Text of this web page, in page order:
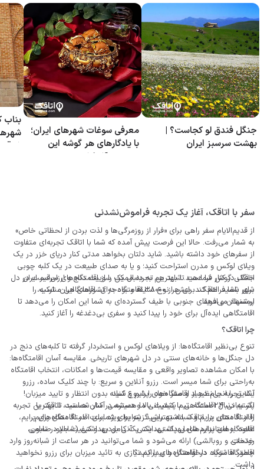
جنگل فندق لو کجاست؟ |
بهشت سرسبز ایران
معرفی سوغات شهرهای ایران؛
با یادگارهای هر گوشه این
سرزمین آشنا شوید
بناب
شرقی
سفر با اتاقک، آغاز یک تجربه فراموش‌نشدنی
از قدیم‌الایام سفر راهی برای «فرار از روزمرگی‌ها و لذت بردن از لحظاتی خاص»
به شمار می‌رفت. حالا این فرصت پیش آمده که شما با اتاقک تجربه‌ای متفاوت
از سفرهای خود داشته باشید. شاید دلتان بخواهد مدتی کنار دریای خزر در یک
ویلای لوکس و مدرن استراحت کنید؛ و یا به صدای طبیعت در یک کلبه چوبی
جنگلی گوش فرا دهید. شاید هم به دنبال یک سوییت دنج و ارزان‌قیمت در دل
شهر باشید. اتاقک، برای هر نوع سلیقه و بودجه‌ای، اقامتگاهی مناسب را
پیشنهاد می‌دهد.
اتاقک در کنار شماست تا بهترین تجربه ممکن را از اقامتگاه‌های سراسر ایران
برای شما فراهم کند. بیش از ۳۸۰۰۰ اقامتگاه در کشورهای ایران، ترکیه،
ارمنستان و افریقای جنوبی با طیف گسترده‌ای به شما این امکان را می‌دهد تا
اقامتگاهی ایده‌آل برای خود را پیدا کنید و سفری بی‌دغدغه را آغاز کنید.
چرا اتاقک؟
تنوع بی‌نظیر اقامتگاه‌ها: از ویلاهای لوکس و استخردار گرفته تا کلبه‌های دنج در
دل جنگل‌ها و خانه‌های سنتی در دل شهرهای تاریخی. مقایسه آسان اقامتگاه‌ها:
با امکان مشاهده تصاویر واقعی و مقایسه قیمت‌ها و امکانات، انتخاب اقامتگاه
به‌راحتی برای شما میسر است. رزرو آنلاین و سریع: با چند کلیک ساده، رزرو
آنلاین را انجام دهید و سفر خود را شروع کنید. بدون انتظار و تایید میزبان!
پشتیبانی 24 ساعته: تیم پشتیبانی ما همیشه در کنار شماست تا بهترین تجربه
را از اقامتتان در اتاقک داشته باشید. شرایط ویژه برای اقامتگاه‌های پرایم‌:‌
اقامتگاه‌های پرایم شامل پک بهداشتی، آنی بودن، و کیفیت بالا در تمامی
خدمات.
یک تجربه‌ بی‌نظیر از اقامتگاه‌های پرایم و شبانه
اگر به دنبال اقامتگاهی با کیفیت بالا و دسترسی آسان هستید، اتاقک با
اقامتگاه‌های پرایم و شبانه بهترین گزینه برای شماست. در اقامتگاه‌های پرایم،
علاوه بر استانداردهای بهداشتی، یک پک کامل بهداشتی (شامپو، صابون،
روتختی و روبالشی) ارائه می‌شود و شما می‌توانید در هر ساعت از شبانه‌روز وارد
اقامتگاه شوید. در اقامتگاه‌های پرایم نیازی به تائید میزبان برای رزرو نخواهید
داشت.
چطور اقامتگاه دلخواهتان را پیدا کنید؟